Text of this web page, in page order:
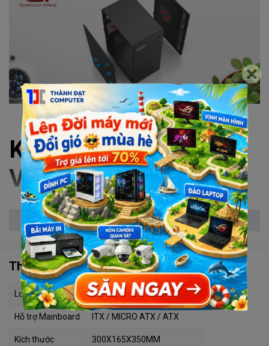
KHÔNG GIAN RỘNG
VÀ THOÁNG
VSP V200tối ưu không gian bên trong case nhằm đáp ứng các
kích thước Mainboard khác nhau.
Với không gian cho GPU lên đến 250mm và bộ làm mát CPU cao tới
140mm
Xem thêm
Thông số kỹ thuật
Loại case Mid Tower
Hỗ trợ Mainboard ITX / MICRO ATX / ATX
Kích thước 300X165X350MM